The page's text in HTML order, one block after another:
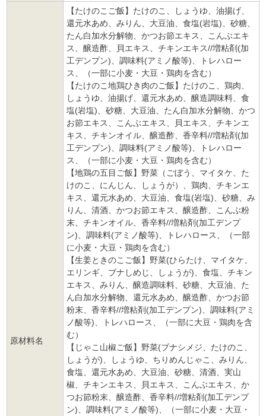
原材料名
【たけのこご飯】たけのこ、しょうゆ、油揚げ、
還元水あめ、みりん、大豆油、食塩(岩塩)、砂糖、
たん白加水分解物、かつお節エキス、こんぶエキ
ス、醸造酢、貝エキス、チキンエキス//増粘剤(加
工デンプン)、調味料(アミノ酸等)、トレハロー
ス、（一部に小麦・大豆・鶏肉を含む）
【たけのこ地鶏ひき肉のご飯】たけのこ、鶏肉、
しょうゆ、油揚げ、還元水あめ、醸造調味料、食
塩(岩塩)、砂糖、大豆油、たん白加水分解物、かつ
お節エキス、こんぶエキス、貝エキス、チキンエ
キス、チキンオイル、醸造酢、香辛料//増粘剤(加
工デンプン)、調味料(アミノ酸等)、トレハロー
ス、（一部に小麦・大豆・鶏肉を含む）
【地鶏の五目ご飯】野菜（ごぼう、マイタケ、た
けのこ、にんじん、しょうが）、鶏肉、チキンエ
キス、還元水あめ、大豆油、食塩(岩塩)、砂糖、み
りん、清酒、かつお節エキス、醸造酢、こんぶ粉
末、チキンオイル、香辛料//増粘剤(加工デンプ
ン)、調味料(アミノ酸等)、トレハロース、（一部
に小麦・大豆・鶏肉を含む）
【生姜ときのこご飯】野菜(ひらたけ、マイタケ、
エリンギ、ブナしめじ、しょうが)、食塩、チキン
エキス、みりん、醸造調味料、砂糖、大豆油、た
ん白加水分解物、還元水あめ、醸造酢、かつお節
粉末、香辛料//増粘剤(加工デンプン)、調味料(アミ
ノ酸等)、トレハロース、（一部に大豆・鶏肉を含
む）
【じゃこ山椒ご飯】野菜(ブナシメジ、たけのこ、
しょうが)、しょうゆ、ちりめんじゃこ、みりん、
食塩、還元水あめ、大豆油、砂糖、清酒、実山
椒、チキンエキス、貝エキス、こんぶエキス、か
つお節粉末、醸造酢、香辛料//増粘剤(加工デンプ
ン)、調味料(アミノ酸等)、（一部に小麦・大豆・